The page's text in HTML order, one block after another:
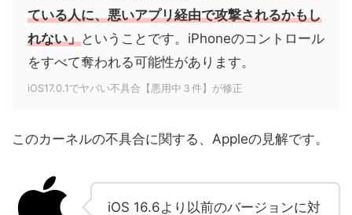
ている人に、悪いアプリ経由で攻撃されるかもし
れない」ということです。iPhoneのコントロール
をすべて奪われる可能性があります。
iOS17.0.1でヤバい不具合【悪用中３件】が修正
このカーネルの不具合に関する、Appleの見解です。
iOS 16.6より以前のバージョンに対